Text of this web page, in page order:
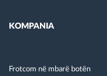
KOMPANIA
Frotcom në mbarë botën